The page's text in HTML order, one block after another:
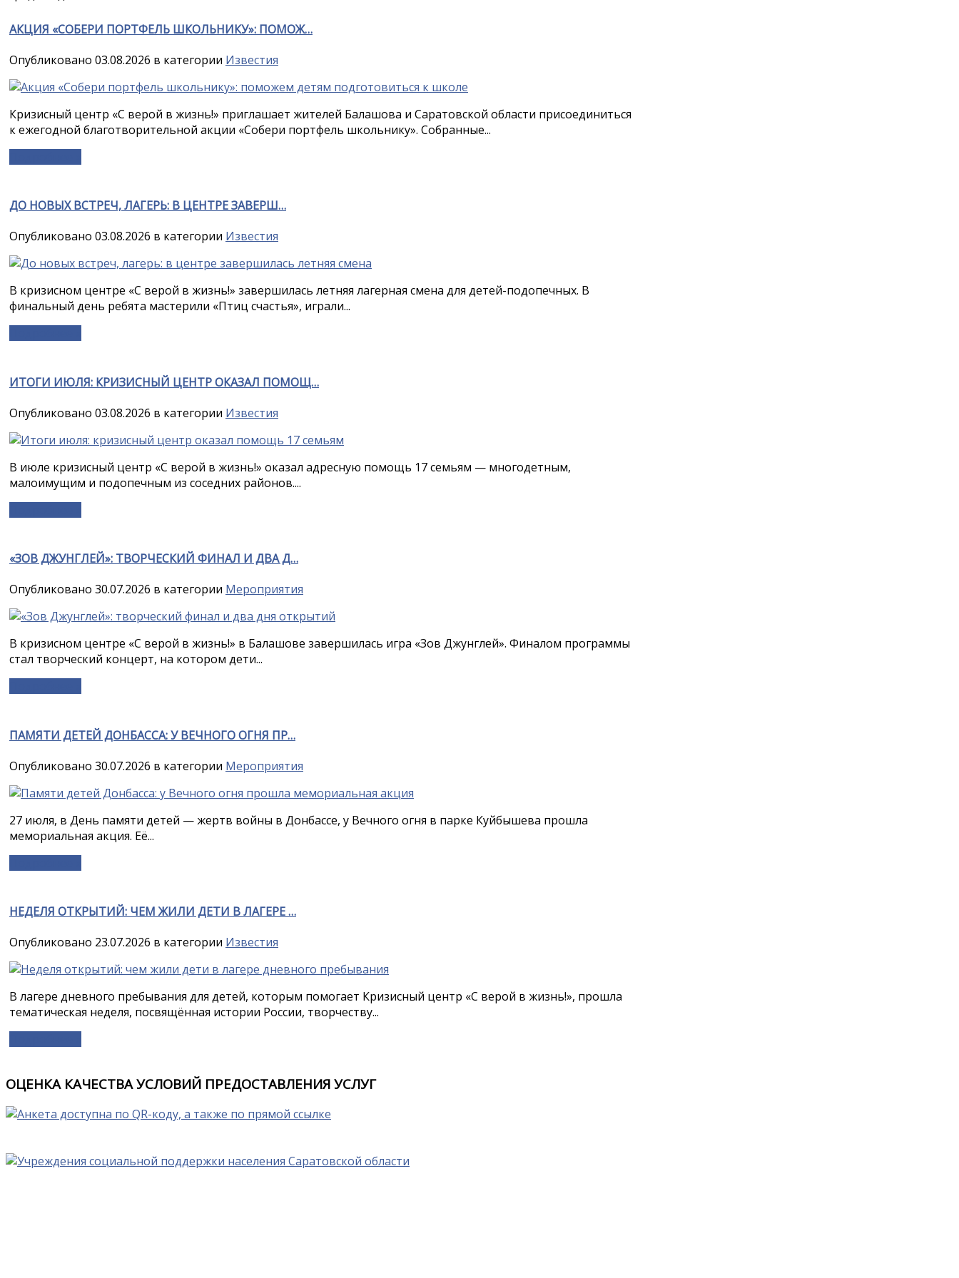
АКЦИЯ «СОБЕРИ ПОРТФЕЛЬ ШКОЛЬНИКУ»: ПОМОЖ…
Опубликовано 03.08.2026 в категории Известия
Кризисный центр «С верой в жизнь!» приглашает жителей Балашова и Саратовской области присоединиться
к ежегодной благотворительной акции «Собери портфель школьнику». Собранные...
ДО НОВЫХ ВСТРЕЧ, ЛАГЕРЬ: В ЦЕНТРЕ ЗАВЕРШ…
Опубликовано 03.08.2026 в категории Известия
В кризисном центре «С верой в жизнь!» завершилась летняя лагерная смена для детей-подопечных. В
финальный день ребята мастерили «Птиц счастья», играли...
ИТОГИ ИЮЛЯ: КРИЗИСНЫЙ ЦЕНТР ОКАЗАЛ ПОМОЩ…
Опубликовано 03.08.2026 в категории Известия
В июле кризисный центр «С верой в жизнь!» оказал адресную помощь 17 семьям — многодетным,
малоимущим и подопечным из соседних районов....
«ЗОВ ДЖУНГЛЕЙ»: ТВОРЧЕСКИЙ ФИНАЛ И ДВА Д…
Опубликовано 30.07.2026 в категории Мероприятия
В кризисном центре «С верой в жизнь!» в Балашове завершилась игра «Зов Джунглей». Финалом программы
стал творческий концерт, на котором дети...
ПАМЯТИ ДЕТЕЙ ДОНБАССА: У ВЕЧНОГО ОГНЯ ПР…
Опубликовано 30.07.2026 в категории Мероприятия
27 июля, в День памяти детей — жертв войны в Донбассе, у Вечного огня в парке Куйбышева прошла
мемориальная акция. Её...
НЕДЕЛЯ ОТКРЫТИЙ: ЧЕМ ЖИЛИ ДЕТИ В ЛАГЕРЕ …
Опубликовано 23.07.2026 в категории Известия
В лагере дневного пребывания для детей, которым помогает Кризисный центр «С верой в жизнь!», прошла
тематическая неделя, посвящённая истории России, творчеству...
ОЦЕНКА КАЧЕСТВА УСЛОВИЙ ПРЕДОСТАВЛЕНИЯ УСЛУГ